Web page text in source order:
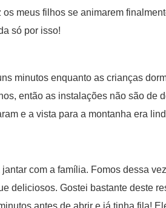
meus filhos se animarem
só por isso!
minutos enquanto as crianças
então as instalações não são de
e a vista para a montanha era
com a família. Fomos dessa
deliciosos. Gostei bastante deste
antes de abrir e já tinha fila!